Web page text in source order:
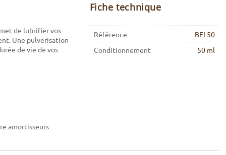
de lubrifier vos
Une pulverisation
de vie de vos
amortisseurs
Fiche technique
Référence
BFL50
Conditionnement
50 ml